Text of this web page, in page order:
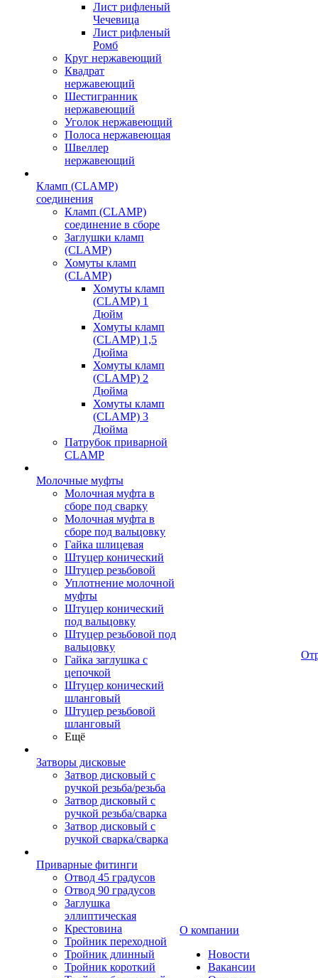
Лист рифленый
Чечевица
Лист рифленый
Ромб
Круг нержавеющий
Квадрат
нержавеющий
Шестигранник
нержавеющий
Уголок нержавеющий
Полоса нержавеющая
Швеллер
нержавеющий
Кламп (CLAMP)
соединения
Кламп (CLAMP)
соединение в сборе
Заглушки кламп
(CLAMP)
Хомуты кламп
(CLAMP)
Хомуты кламп
(CLAMP) 1
Дюйм
Хомуты кламп
(CLAMP) 1,5
Дюйма
Хомуты кламп
(CLAMP) 2
Дюйма
Хомуты кламп
(CLAMP) 3
Дюйма
Патрубок приварной
CLAMP
Молочные муфты
Молочная муфта в
сборе под сварку
Молочная муфта в
сборе под вальцовку
Гайка шлицевая
Штуцер конический
Штуцер резьбовой
Уплотнение молочной
муфты
Штуцер конический
под вальцовку
Штуцер резьбовой под
вальцовку
Гайка заглушка с
цепочкой
Штуцер конический
шланговый
Штуцер резьбовой
шланговый
Ещё
Затворы дисковые
Затвор дисковый с
ручкой резьба/резьба
Затвор дисковый с
ручкой резьба/сварка
Затвор дисковый с
ручкой сварка/сварка
Приварные фитинги
Отвод 45 градусов
Отвод 90 градусов
Заглушка
эллиптическая
Крестовина
Тройник переходной
Тройник длинный
Тройник короткий
О компании
Новости
Вакансии